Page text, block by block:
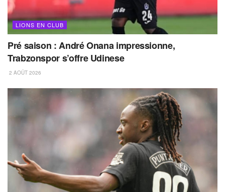
LIONS EN CLUB
Pré saison : André Onana impressionne,
Trabzonspor s’offre Udinese
2 AOÛT 2026